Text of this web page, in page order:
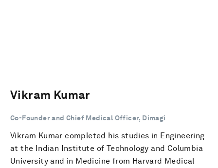
Vikram Kumar
Co-Founder and Chief Medical Officer, Dimagi
Vikram Kumar completed his studies in Engineering
at the Indian Institute of Technology and Columbia
University and in Medicine from Harvard Medical